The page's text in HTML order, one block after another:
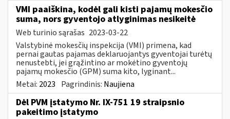
VMI paaiškina, kodėl gali kisti pajamų mokesčio
suma, nors gyventojo atlyginimas nesikeitė
Web turinio sąrašas 2023-03-22
Valstybinė mokesčių inspekcija (VMI) primena, kad
pernai gautas pajamas deklaruojantys gyventojai turėtų
nenustebti, jei grąžintino ar mokėtino gyventojų
pajamų mokesčio (GPM) suma kito, lyginant...
Metai: 2023 Pagrindinis: Naujiena
Dėl PVM įstatymo Nr. IX-751 19 straipsnio
pakeitimo įstatymo